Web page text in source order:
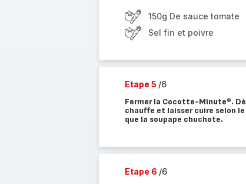
150g De sauce tomate
Sel fin et poivre
Etape 5 /6
Fermer la Cocotte-Minute®.
chauffe et laisser cuire selon
que la soupape chuchote.
Etape 6 /6